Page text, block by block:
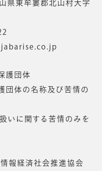
県東牟婁郡北山村大字
護団体
団体の名称及び苦情の
いに関する苦情のみを
報経済社会推進協会